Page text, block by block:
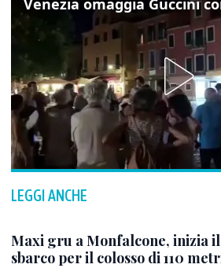
LEGGI ANCHE
Maxi gru a Monfalcone, inizia
sbarco per il colosso di 110